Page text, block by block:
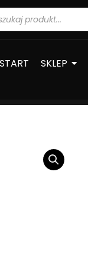
START SKLEP